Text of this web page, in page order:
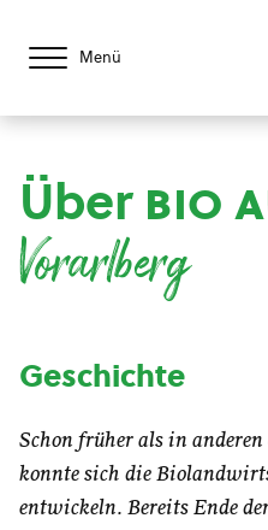
Menü
Über bio
Vorarlberg
Geschichte
Schon früher als in anderen
konnte sich die
entwickeln. Bereits Ende